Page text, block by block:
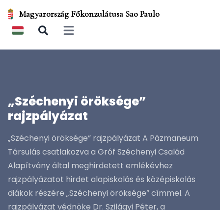
Magyarország Főkonzulátusa Sao Paulo
Open main menu
„Széchenyi öröksége”
rajzpályázat
„Széchenyi öröksége” rajzpályázat A Pázmaneum
Társulás csatlakozva a Gróf Széchenyi Család
Alapítvány által meghirdetett emlékévhez
rajzpályázatot hirdet alapiskolás és középiskolás
diákok részére „Széchenyi öröksége” címmel. A
rajzpályázat védnöke Dr. Szilágyi Péter, a